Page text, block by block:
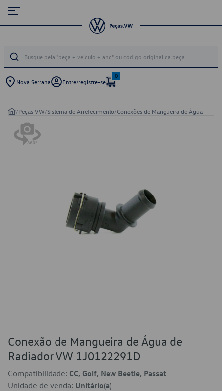
Nova Serrana Entre/registre-se
0
/Peças VW/Sistema de Arrefecimento/Conexões de Mangueira de Água
Conexão de Mangueira de Água de
Radiador VW 1J0122291D
Compatibilidade: CC, Golf, New Beetle, Passat
Unidade de venda: Unitário(a)